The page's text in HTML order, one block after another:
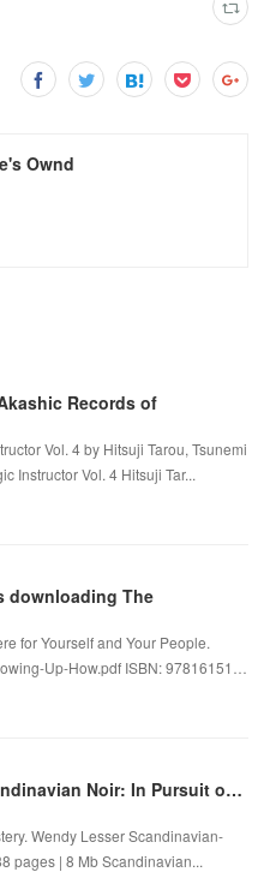
Ownd
Records of
Vol. 4 by Hitsuji Tarou, Tsunemi
Instructor Vol. 4 Hitsuji Tar...
downloading The
for Yourself and Your People.
Up-How.pdf ISBN: 97816151…
Ebooks downloading free Scandinavian Noir: In Pursuit of a Mystery 9780374216979 by Wendy Lesser
Wendy Lesser Scandinavian-
pages | 8 Mb Scandinavian...